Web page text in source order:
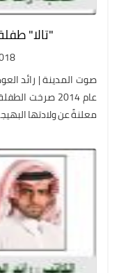
"تالا"
09-
صوت المدينة | رائد
عام 2014 صرخت
معلنةً عن ولادتها